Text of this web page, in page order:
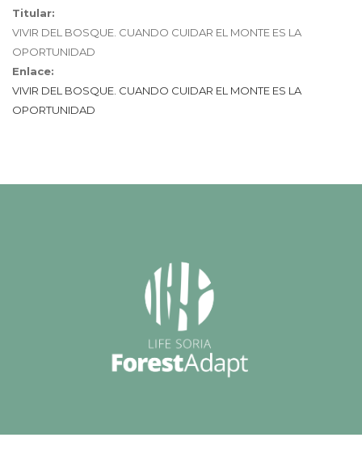
Titular:
VIVIR DEL BOSQUE. CUANDO CUIDAR EL MONTE ES LA
OPORTUNIDAD
Enlace:
VIVIR DEL BOSQUE. CUANDO CUIDAR EL MONTE ES LA
OPORTUNIDAD